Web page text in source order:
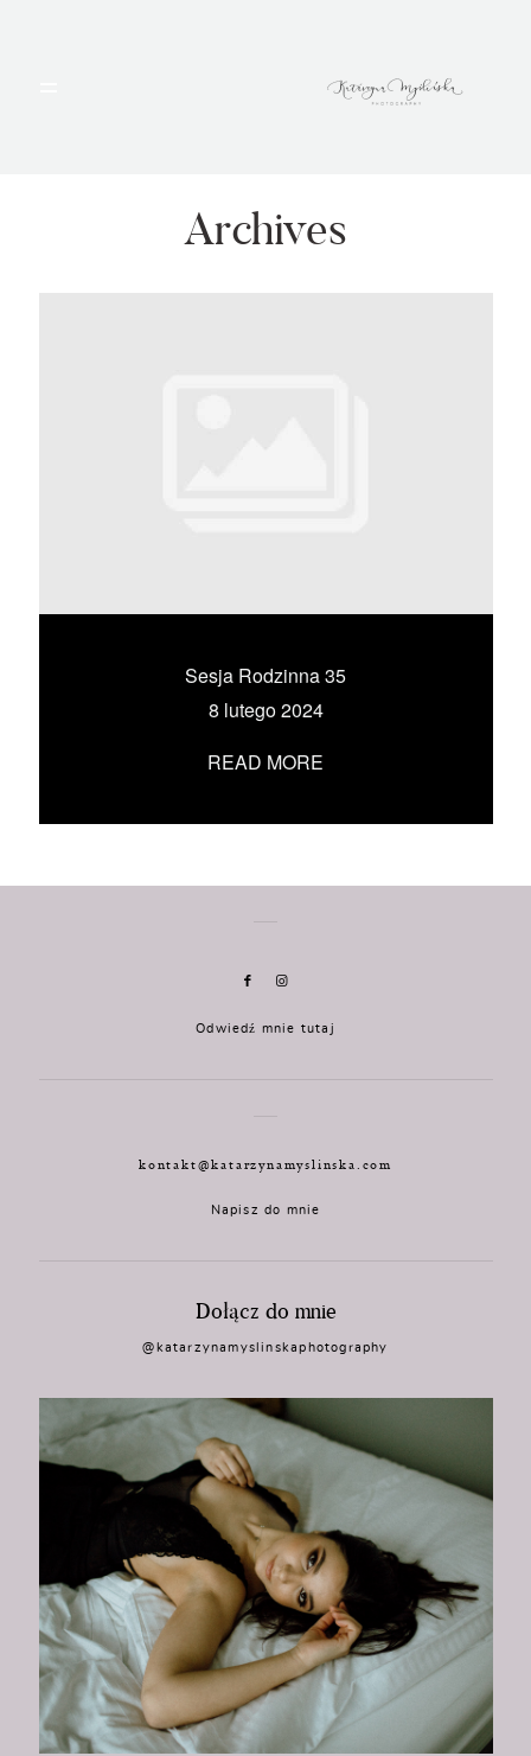
Archives
Sesja Rodzinna 35
8 lutego 2024
READ MORE
PORTFOLIO
UMÓW SIĘ ZE MNĄ →
Odwiedź mnie tutaj
kontakt@katarzynamyslinska.com
Napisz do mnie
Dołącz do mnie
@katarzynamyslinskaphotography